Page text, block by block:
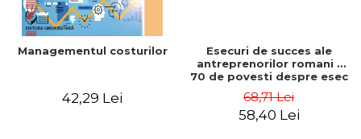
Managementul costurilor
42,29 Lei
Esecuri de succes ale
antreprenorilor romani -
70 de povesti despre esec
68,71 Lei
58,40 Lei